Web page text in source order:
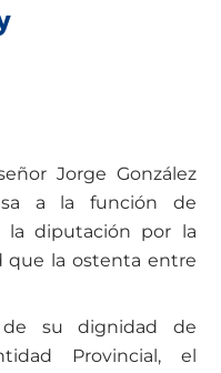
Jorge González
a la función de
la diputación por la
que la ostenta entre
su dignidad de
Provincial, el